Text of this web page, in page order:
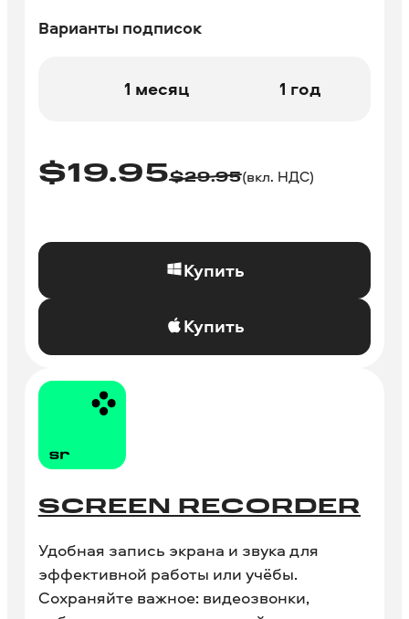
Варианты подписок
1 месяц 1 год
$19.95$29.95(вкл. НДС)
Купить
Купить
SCREEN RECORDER
Удобная запись экрана и звука для
эффективной работы или учёбы.
Сохраняйте важное: видеозвонки,